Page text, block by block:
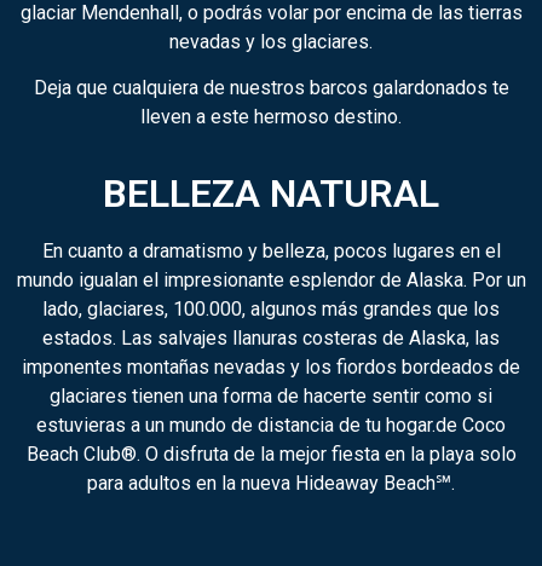
glaciar Mendenhall, o podrás volar por encima de las tierras
nevadas y los glaciares.
Deja que cualquiera de nuestros barcos galardonados te
lleven a este hermoso destino.
BELLEZA NATURAL
En cuanto a dramatismo y belleza, pocos lugares en el
mundo igualan el impresionante esplendor de Alaska. Por un
lado, glaciares, 100.000, algunos más grandes que los
estados. Las salvajes llanuras costeras de Alaska, las
imponentes montañas nevadas y los fiordos bordeados de
glaciares tienen una forma de hacerte sentir como si
estuvieras a un mundo de distancia de tu hogar.de Coco
Beach Club®. O disfruta de la mejor fiesta en la playa solo
para adultos en la nueva Hideaway Beach℠.